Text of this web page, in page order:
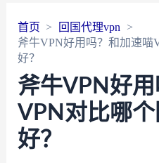
首页
回国代理vpn
斧牛VPN好用吗？和加速喵
好？
斧牛VPN好
VPN对比哪
好？